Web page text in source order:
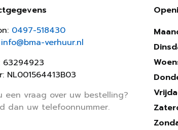
0497-518430
info@bma-verhuur.nl
63294923
NL001564413B03
een vraag over uw bestelling?
dan uw telefoonnummer.